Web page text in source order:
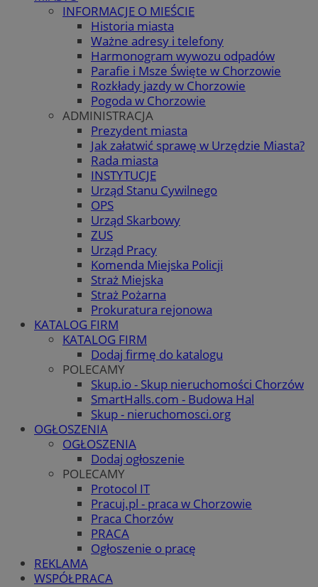
INFORMACJE O MIEŚCIE
Historia miasta
Ważne adresy i telefony
Harmonogram wywozu odpadów
Parafie i Msze Święte w Chorzowie
Rozkłady jazdy w Chorzowie
Pogoda w Chorzowie
ADMINISTRACJA
Prezydent miasta
Jak załatwić sprawę w Urzędzie Miasta?
Rada miasta
INSTYTUCJE
Urząd Stanu Cywilnego
OPS
Urząd Skarbowy
ZUS
Urząd Pracy
Komenda Miejska Policji
Straż Miejska
Straż Pożarna
Prokuratura rejonowa
KATALOG FIRM
KATALOG FIRM
Dodaj firmę do katalogu
POLECAMY
Skup.io - Skup nieruchomości Chorzów
SmartHalls.com - Budowa Hal
Skup - nieruchomosci.org
OGŁOSZENIA
OGŁOSZENIA
Dodaj ogłoszenie
POLECAMY
Protocol IT
Pracuj.pl - praca w Chorzowie
Praca Chorzów
PRACA
Ogłoszenie o pracę
REKLAMA
WSPÓŁPRACA